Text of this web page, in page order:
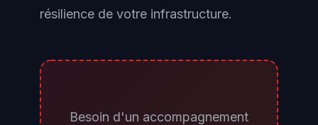
résilience de votre infrastructure.
Besoin d'un accompagnement